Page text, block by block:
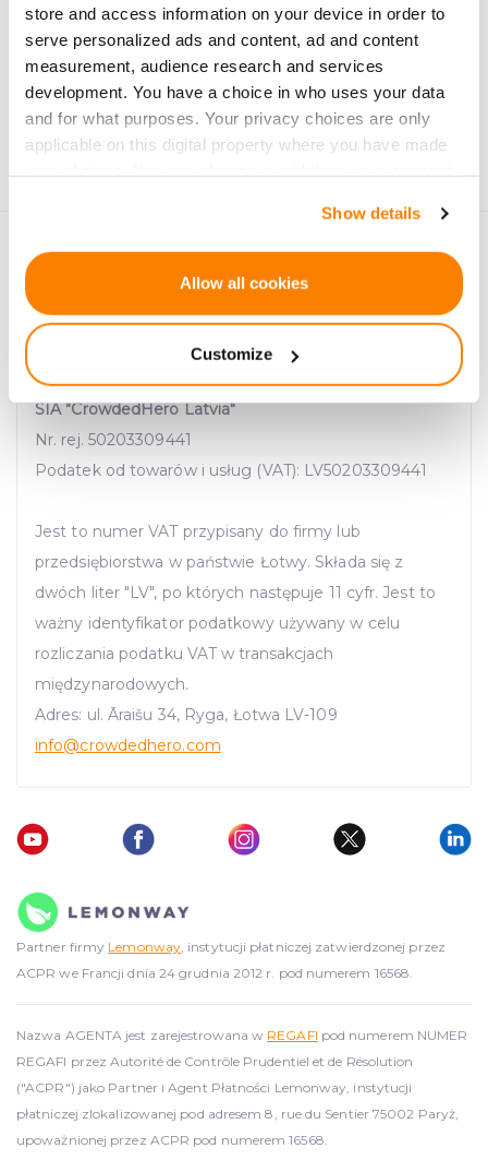
store and access information on your device in order to
serve personalized ads and content, ad and content
measurement, audience research and services
development. You have a choice in who uses your data
and for what purposes. Your privacy choices are only
applicable on this digital property where you have made
If you allow, we would also like to:
Identify your device by actively scanning it for
specific characteristics (fingerprinting)
Find out more about how your personal data is processed
and set your preferences in thedetails section.
traffic data, display customized page content and
advertising. See more in ourCookies policy.
Show details
Allow all cookies
Customize
Zapisz się
Dane osobowe będą przetwarzane zgodnie z
Privacy
Policyprzez firmę CrowdedHero. Możesz wypisać się
SIA "CrowdedHero Latvia"
Nr. rej. 50203309441
Podatek od towarów i usług (VAT): LV50203309441
Jest to numer VAT przypisany do firmy lub
przedsiębiorstwa w państwie Łotwy. Składa się z
dwóch liter "LV", po których następuje 11 cyfr. Jest to
ważny identyfikator podatkowy używany w celu
rozliczania podatku VAT w transakcjach
międzynarodowych.
Adres: ul. Āraišu 34, Ryga, Łotwa LV-109
info@crowdedhero.com
Partner firmy Lemonway, instytucji płatniczej zatwierdzonej przez
ACPR we Francji dnia 24 grudnia 2012 r. pod numerem 16568.
Nazwa AGENTA jest zarejestrowana w REGAFI pod numerem NUMER
REGAFI przez Autorité de Contrôle Prudentiel et de Résolution
("ACPR") jako Partner i Agent Płatności Lemonway, instytucji
płatniczej zlokalizowanej pod adresem 8, rue du Sentier 75002 Paryż,
upoważnionej przez ACPR pod numerem 16568.